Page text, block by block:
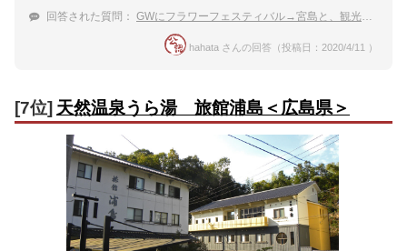
回答された質問： GWにフラワーフェスティバル→宮島と、観光に広島県に行きます。温泉宿に泊まりたい。おすすめを教えて
hahata さんの回答（投稿日：2020/4/11 ）
[7位] 天然温泉うら湯 旅館浦島＜広島県＞